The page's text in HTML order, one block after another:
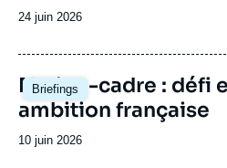
Date
publication
24 juin 2026
Briefings
Image
principale
Nation-cadre : défi
ambition française
Date
10 juin 2026